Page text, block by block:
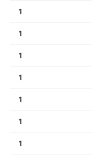
1
1
1
1
1
1
1